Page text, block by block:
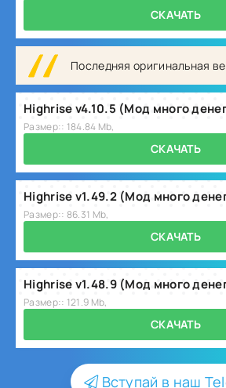
СКАЧАТЬ
Последняя оригинальная
Highrise v4.10.5 (Мод много
Размер:: 184.84 Mb,
СКАЧАТЬ
Highrise v1.49.2 (Мод много
Размер:: 86.31 Mb,
СКАЧАТЬ
Highrise v1.48.9 (Мод много
Размер:: 121.9 Mb,
СКАЧАТЬ
Вступай в наш